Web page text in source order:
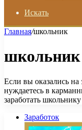
Искать
Главная/школьник
школьник
Если вы оказались на
нуждаетесь в
заработать
Заработок